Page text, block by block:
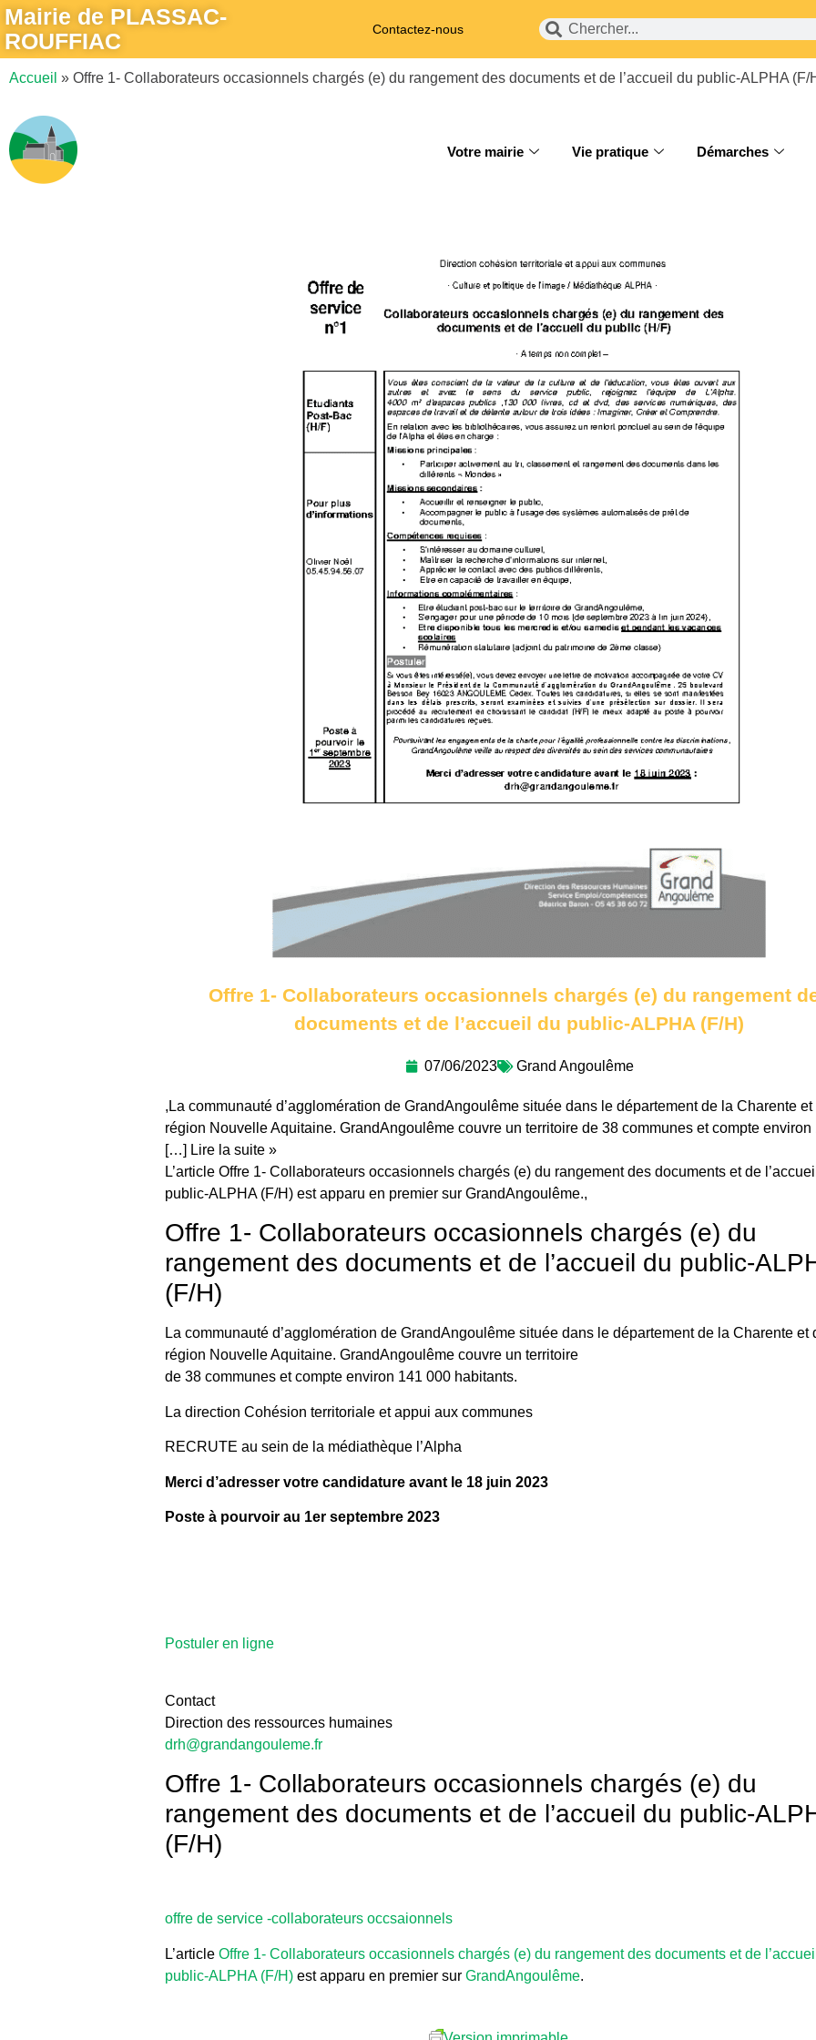
Mairie de PLASSAC-
ROUFFIAC
Contactez-nous
Accueil » Offre 1- Collaborateurs occasionnels chargés (e) du rangement des documents et de l’accueil du public-ALPHA (F/
Votre mairie Vie pratique Démarches
Offre 1- Collaborateurs occasionnels chargés (e) du rangement
documents et de l’accueil du public-ALPHA (F/H)
07/06/2023 Grand Angoulême
,La communauté d’agglomération de GrandAngoulême située dans le département de la Charente et
région Nouvelle Aquitaine. GrandAngoulême couvre un territoire de 38 communes et compte environ
[…] Lire la suite »
L’article Offre 1- Collaborateurs occasionnels chargés (e) du rangement des documents et de
public-ALPHA (F/H) est apparu en premier sur GrandAngoulême.,
Offre 1- Collaborateurs occasionnels chargés (e) du
rangement des documents et de l’accueil du public-
(F/H)
La communauté d’agglomération de GrandAngoulême située dans le département de la Charente et
région Nouvelle Aquitaine. GrandAngoulême couvre un territoire
de 38 communes et compte environ 141 000 habitants.
La direction Cohésion territoriale et appui aux communes
RECRUTE au sein de la médiathèque l’Alpha
Merci d’adresser votre candidature avant le 18 juin 2023
Poste à pourvoir au 1er septembre 2023
Postuler en ligne
Contact
Direction des ressources humaines
drh@grandangouleme.fr
Offre 1- Collaborateurs occasionnels chargés (e) du
rangement des documents et de l’accueil du public-
(F/H)
offre de service -collaborateurs occsaionnels
L’article Offre 1- Collaborateurs occasionnels chargés (e) du rangement des documents et de
public-ALPHA (F/H) est apparu en premier sur GrandAngoulême.